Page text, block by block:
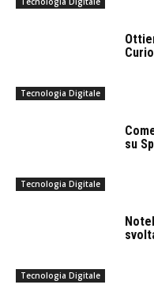
Tecnologia Digitale
Tecnologia Digitale
su
Tecnologia Digitale